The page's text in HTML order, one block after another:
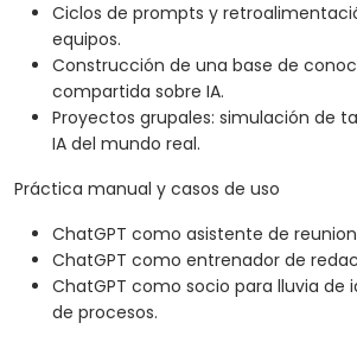
Ciclos de prompts y
equipos.
Construcción de una base de
compartida sobre IA.
Proyectos grupales: simulación de
IA del mundo real.
Práctica manual y casos de uso
ChatGPT como asistente de
ChatGPT como entrenador de
ChatGPT como socio para lluvia de
de procesos.